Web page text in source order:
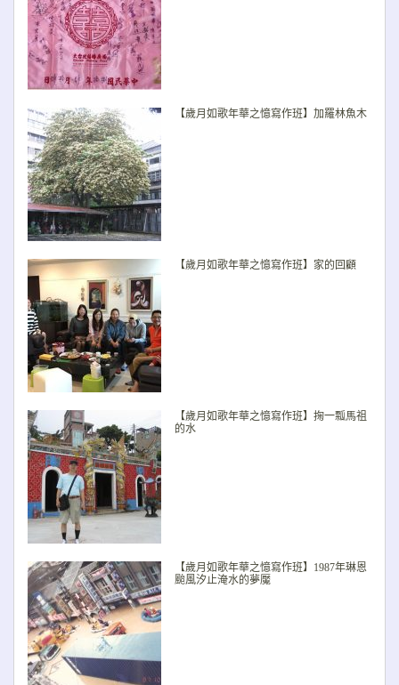
【歲月如歌年華之憶寫作班】加羅林魚木
【歲月如歌年華之憶寫作班】家的回顧
【歲月如歌年華之憶寫作班】掬一瓢馬祖
的水
【歲月如歌年華之憶寫作班】1987年琳恩
颱風汐止淹水的夢魘